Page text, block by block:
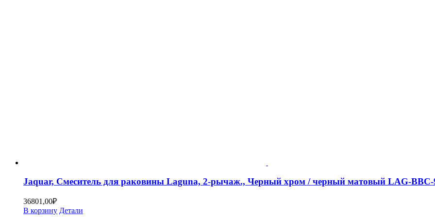
Jaquar, Смеситель для раковины Laguna, 2-рычаж., Черный хром / черный матовый LAG-BBC-
36801,00₽
В корзину Детали